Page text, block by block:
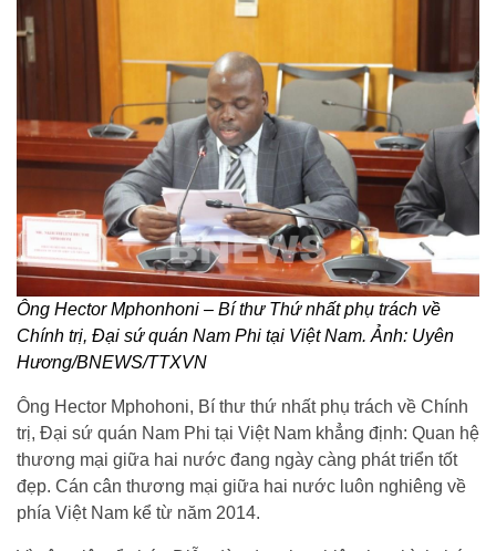
Ông Hector Mphonhoni – Bí thư Thứ nhất phụ trách về
Chính trị, Đại sứ quán Nam Phi tại Việt Nam. Ảnh: Uyên
Hương/BNEWS/TTXVN
Ông Hector Mphohoni, Bí thư thứ nhất phụ trách về Chính
trị, Đại sứ quán Nam Phi tại Việt Nam khẳng định: Quan hệ
thương mại giữa hai nước đang ngày càng phát triển tốt
đẹp. Cán cân thương mại giữa hai nước luôn nghiêng về
phía Việt Nam kể từ năm 2014.